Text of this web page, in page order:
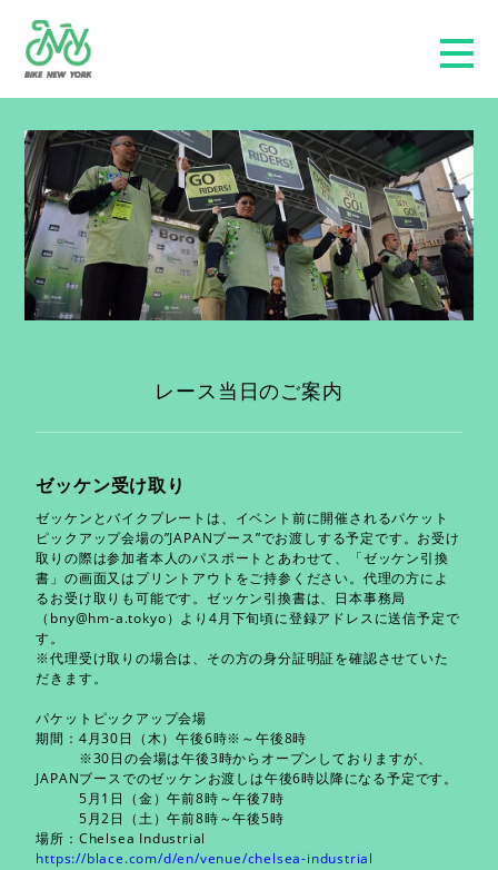
レース当日のご案内
ゼッケン受け取り
ゼッケンとバイクプレートは、イベント前に開催されるパケット
ピックアップ会場の”JAPANブース”でお渡しする予定です。お受け
取りの際は参加者本人のパスポートとあわせて、「ゼッケン引換
書」の画面又はプリントアウトをご持参ください。代理の方によ
るお受け取りも可能です。ゼッケン引換書は、日本事務局
（ bny@hm-a.tokyo）より4月下旬頃に登録アドレスに送信予定で
す。
※代理受け取りの場合は、その方の身分証明証を確認させていた
だきます。
パケットピックアップ会場
期間：4月30日（木）午後6時※～午後8時
※30日の会場は午後3時からオープンしておりますが、
JAPANブースでのゼッケンお渡しは午後6時以降になる予定です。
5月1日（金）午前8時～午後7時
5月2日（土）午前8時～午後5時
場所：Chelsea Industrial
https://blace.com/d/en/venue/chelsea-industrial